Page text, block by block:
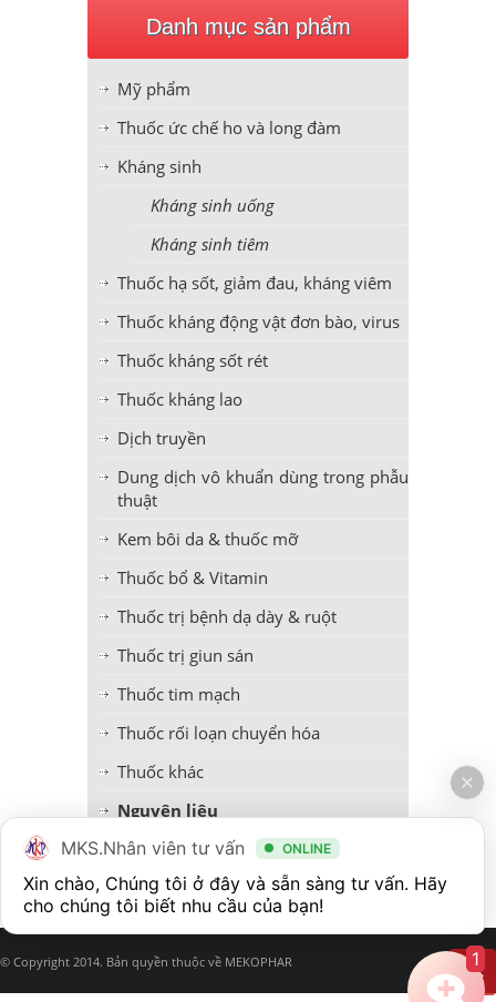
Danh mục sản phẩm
Mỹ phẩm
Thuốc ức chế ho và long đàm
Kháng sinh
Kháng sinh uống
Kháng sinh tiêm
Thuốc hạ sốt, giảm đau, kháng viêm
Thuốc kháng động vật đơn bào, virus
Thuốc kháng sốt rét
Thuốc kháng lao
Dịch truyền
Dung dịch vô khuẩn dùng trong phẫu
thuật
Kem bôi da & thuốc mỡ
Thuốc bổ & Vitamin
Thuốc trị bệnh dạ dày & ruột
Thuốc trị giun sán
Thuốc tim mạch
Thuốc rối loạn chuyển hóa
Thuốc khác
Nguyên liệu
Thực phẩm bảo vệ sức khỏe
© Copyright 2014. Bản quyền thuộc về MEKOPHAR
MKS.Nhân viên tư vấn ONLINE
Xin chào, Chúng tôi ở đây và sẵn sàng tư vấn. Hãy
1